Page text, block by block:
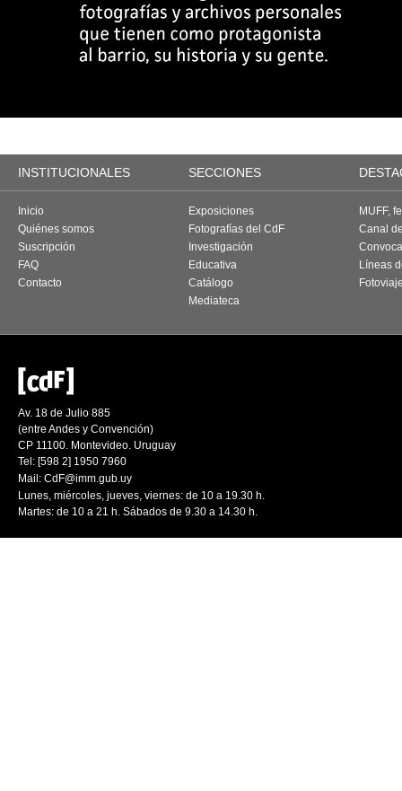
INSTITUCIONALES SECCIONES
Inicio
Quiénes somos
Suscripción
FAQ
Contacto
Exposiciones
Fotografías del CdF
Investigación
Educativa
Catálogo
Mediateca
MUFF,
Canal
Líneas
Av. 18 de Julio 885
(entre Andes y Convención)
CP 11100. Montevideo. Uruguay
Tel: [598 2] 1950 7960
Mail: CdF@imm.gub.uy
Lunes, miércoles, jueves, viernes: de 10 a 19.30 h.
Martes: de 10 a 21 h. Sábados de 9.30 a 14.30 h.